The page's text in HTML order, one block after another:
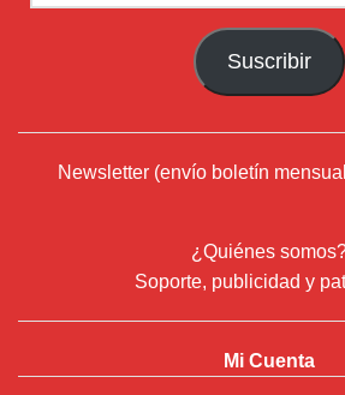
de
Suscribir
Newsletter (envío boletín
¿Quiénes
Soporte, publicidad y
Mi Cuenta